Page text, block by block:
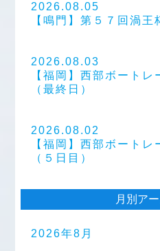
2026.08.05
【鳴門】第５７回渦王
2026.08.03
【福岡】西部ボート
（最終日）
2026.08.02
【福岡】西部ボート
（５日目）
月別ア
2026年8月